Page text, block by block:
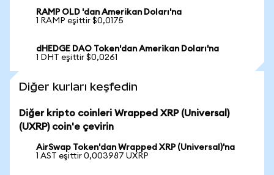
RAMP OLD 'dan Amerikan Doları'na
1 RAMP eşittir $0,0175
dHEDGE DAO Token'dan Amerikan Doları'na
1 DHT eşittir $0,0261
Diğer kurları keşfedin
Diğer kripto coinleri Wrapped XRP (Universal)
(UXRP) coin'e çevirin
AirSwap Token'dan Wrapped XRP (Universal)'na
1 AST eşittir 0,003987 UXRP